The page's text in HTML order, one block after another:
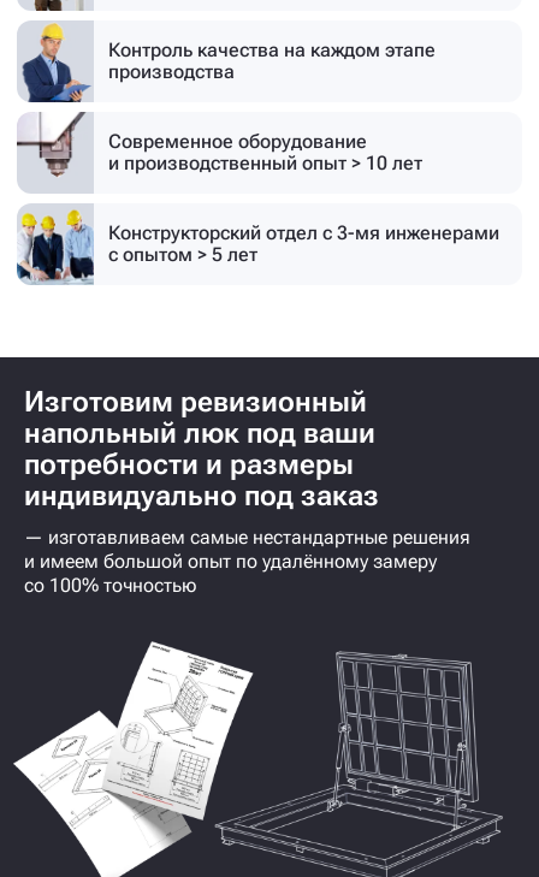
Контроль качества на каждом этапе
производства
Современное оборудование
и производственный опыт > 10 лет
Конструкторский отдел с 3-мя инженерами
с опытом > 5 лет
Изготовим ревизионный
напольный люк под ваши
потребности и размеры
индивидуально под заказ
— изготавливаем самые нестандартные решения
и имеем большой опыт по удалённому замеру
со 100% точностью